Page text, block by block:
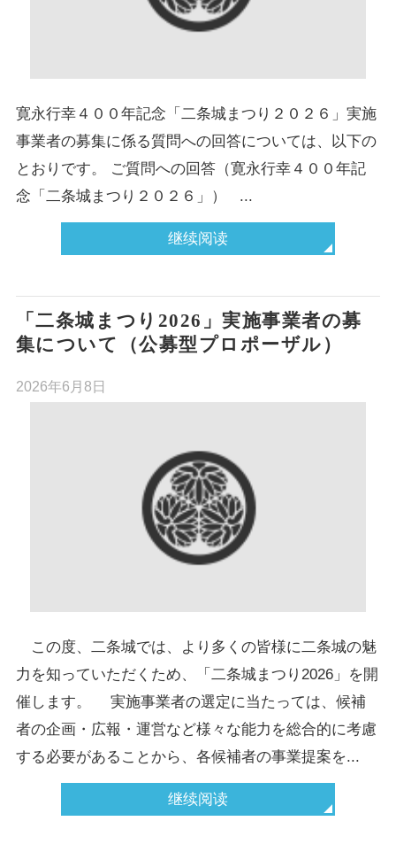
寛永行幸４００年記念「二条城まつり２０２６」実施
事業者の募集に係る質問への回答については、以下の
とおりです。 ご質問への回答（寛永行幸４００年記
念「二条城まつり２０２６」） ...
继续阅读
「二条城まつり2026」実施事業者の募
集について（公募型プロポーザル）
2026年6月8日
この度、二条城では、より多くの皆様に二条城の魅
力を知っていただくため、「二条城まつり2026」を開
催します。 実施事業者の選定に当たっては、候補
者の企画・広報・運営など様々な能力を総合的に考慮
する必要があることから、各候補者の事業提案を...
继续阅读